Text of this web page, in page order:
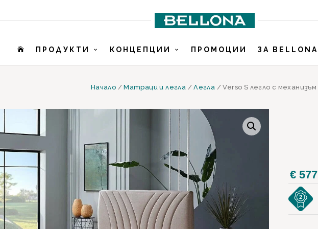
 ПРОДУКТИ КОНЦЕПЦИИ ПРОМОЦИИ ЗА BELLONA
Начало /Матраци и легла /Легла / Verso S легло с механизъм
€